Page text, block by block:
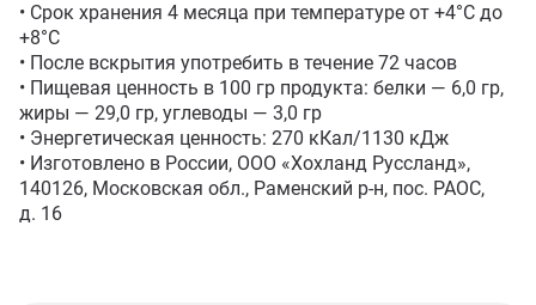
• Срок хранения 4 месяца при температуре от +4°С до
+8°С
• После вскрытия употребить в течение 72 часов
• Пищевая ценность в 100 гр продукта: белки — 6,0 гр,
жиры — 29,0 гр, углеводы — 3,0 гр
• Энергетическая ценность: 270 кКал/1130 кДж
• Изготовлено в России, ООО «Хохланд Руссланд»,
140126, Московская обл., Раменский р-н, пос. РАОС,
д. 16